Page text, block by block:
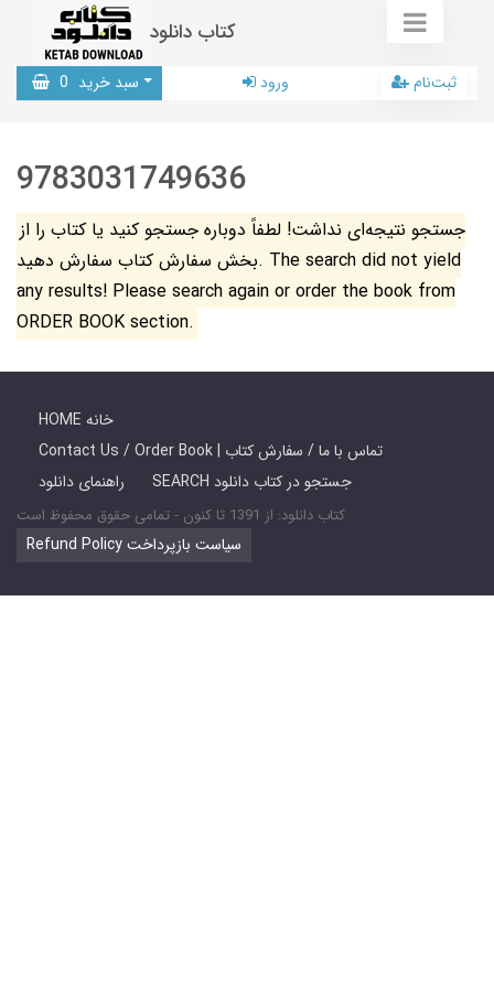
کتاب دانلود
سبد خرید 0 ورود ثبت‌نام
9783031749636
جستجو نتیجه‌ای نداشت! لطفاً دوباره جستجو کنید یا کتاب را از
بخش سفارش کتاب سفارش دهید. The search did not yield
any results! Please search again or order the book from
ORDER BOOK section.
HOME خانه
Contact Us / Order Book | تماس با ما / سفارش کتاب
راهنمای دانلود
SEARCH جستجو در کتاب دانلود
کتاب دانلود: از 1391 تا کنون - تمامی حقوق محفوظ است
Refund Policy سیاست بازپرداخت